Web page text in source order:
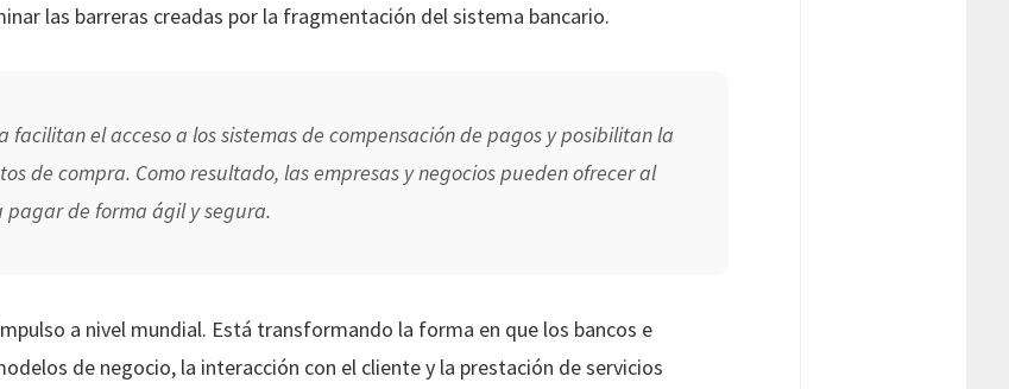
las barreras creadas por la fragmentación del sistema bancario.
facilitan el acceso a los sistemas de compensación de pagos y posibilitan la
de compra. Como resultado, las empresas y negocios pueden ofrecer al
pagar de forma ágil y segura.
a nivel mundial. Está transformando la forma en que los bancos e
de negocio, la interacción con el cliente y la prestación de servicios